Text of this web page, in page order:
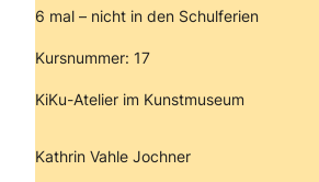
6 mal – nicht in den Schulferien
Kursnummer: 17
KiKu-Atelier im Kunstmuseum
Kathrin Vahle Jochner